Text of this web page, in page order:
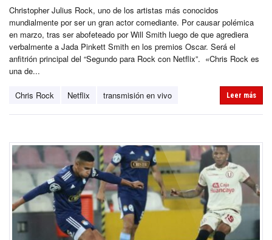
Christopher Julius Rock, uno de los artistas más conocidos
mundialmente por ser un gran actor comediante. Por causar polémica
en marzo, tras ser abofeteado por Will Smith luego de que agrediera
verbalmente a Jada Pinkett Smith en los premios Oscar. Será el
anfitrión principal del “Segundo para Rock con Netflix”. «Chris Rock es
una de...
Chris Rock Netflix transmisión en vivo Leer más